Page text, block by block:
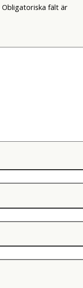
Obligatoriska fält är